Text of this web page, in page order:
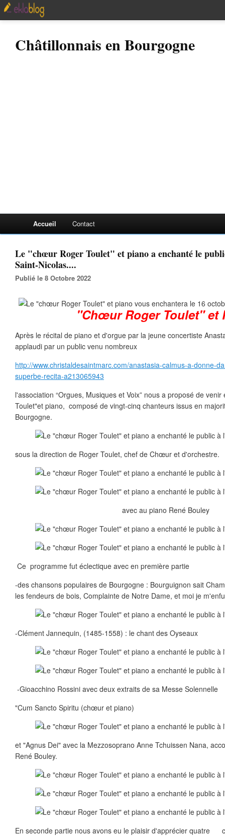
Châtillonnais en Bourgogne
Accueil Contact
Le "chœur Roger Toulet" et piano a enchanté le
Saint-Nicolas....
Publié le 8 Octobre 2022
"Chœur Roger Toulet" et
Après le récital de piano et d'orgue par la jeune concertiste
applaudi par un public venu nombreux
http://www.christaldesaintmarc.com/anastasia-calmus-a-donne-
superbe-recita-a213065943
l'association “Orgues, Musiques et Voix” nous a proposé de
Toulet"et piano, composé de vingt-cinq chanteurs issus en
Bourgogne.
sous la direction de Roger Toulet, chef de Chœur et d'orchestre.
avec au piano René Bouley
Ce programme fut éclectique avec en première partie
-des chansons populaires de Bourgogne : Bourguignon sait
les fendeurs de bois, Complainte de Notre Dame, et moi je
-Clément Jannequin, (1485-1558) : le chant des Oyseaux
-Gioacchino Rossini avec deux extraits de sa Messe Solennelle
"Cum Sancto Spiritu (chœur et piano)
et "Agnus Dei" avec la Mezzosoprano Anne Tchuissen Nana,
René Bouley.
En seconde partie nous avons eu le plaisir d'apprécier quatre